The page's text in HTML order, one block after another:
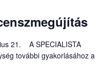
21. A SPECIALISTA
további gyakorlásához a